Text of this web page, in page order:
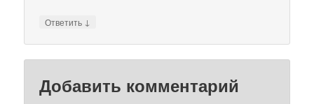
Ответить ↓
Добавить комментарий